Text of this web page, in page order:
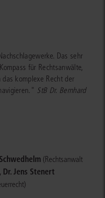
Das sehr
für Rechtsanwälte,
komplexe Recht der
StB Dr. Bernhard
(Rechtsanwalt
, Dr. Jens Stenert